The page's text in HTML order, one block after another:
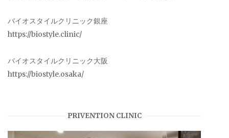
バイオスタイルクリニック銀座
https://biostyle.clinic/
バイオスタイルクリニック大阪
https://biostyle.osaka/
PRIVENTION CLINIC